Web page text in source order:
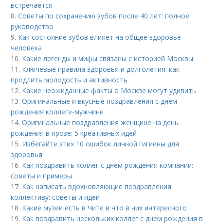
встречается
8.Советы по сохранению зубов после 40 лет: полное
руководство
9. Как состояние зубов влияет на общее здоровье
человека
10. Какие легенды и мифы связаны с историей Москвы
11. Ключевые правила здоровья и долголетия: как
продлить молодость и активность
12. Какие неожиданные факты о Москве могут удивить
13.Оригинальные и вкусные поздравления с днем
рождения коллеге-мужчине
14.Оригинальные поздравления женщине на день
рождения в прозе: 5 креативных идей
15. Избегайте этих 10 ошибок личной гигиены для
здоровья
16. Как поздравить коллег с днем рождения компании:
советы и примеры
17. Как написать вдохновляющие поздравления
коллективу: советы и идеи
18. Какие музеи есть в Чите и что в них интересного
19. Как поздравить нескольких коллег с днем рождения в